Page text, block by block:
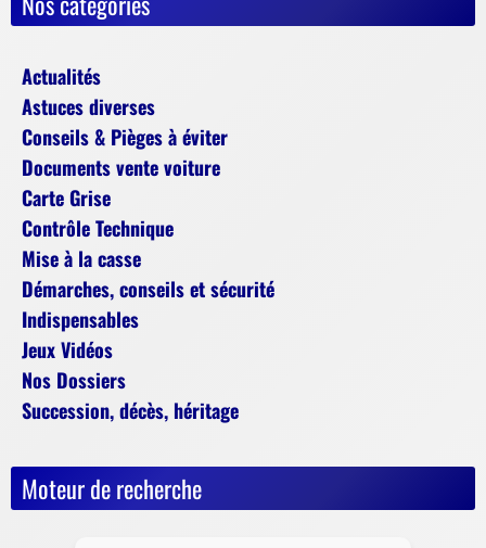
Actualités
Astuces diverses
Conseils & Pièges à éviter
Documents vente voiture
Carte Grise
Contrôle Technique
Mise à la casse
Démarches, conseils et sécurité
Indispensables
Jeux Vidéos
Nos Dossiers
Succession, décès, héritage
Moteur de recherche